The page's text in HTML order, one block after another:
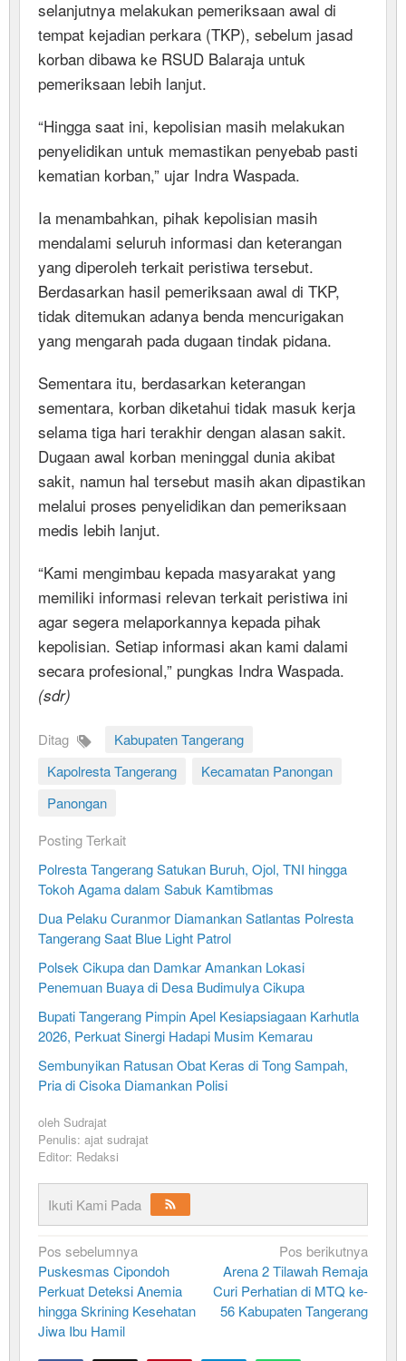
selanjutnya melakukan pemeriksaan awal di
tempat kejadian perkara (TKP), sebelum jasad
korban dibawa ke RSUD Balaraja untuk
pemeriksaan lebih lanjut.
“Hingga saat ini, kepolisian masih melakukan
penyelidikan untuk memastikan penyebab pasti
kematian korban,” ujar Indra Waspada.
Ia menambahkan, pihak kepolisian masih
mendalami seluruh informasi dan keterangan
yang diperoleh terkait peristiwa tersebut.
Berdasarkan hasil pemeriksaan awal di TKP,
tidak ditemukan adanya benda mencurigakan
yang mengarah pada dugaan tindak pidana.
Sementara itu, berdasarkan keterangan
sementara, korban diketahui tidak masuk kerja
selama tiga hari terakhir dengan alasan sakit.
Dugaan awal korban meninggal dunia akibat
sakit, namun hal tersebut masih akan dipastikan
melalui proses penyelidikan dan pemeriksaan
medis lebih lanjut.
“Kami mengimbau kepada masyarakat yang
memiliki informasi relevan terkait peristiwa ini
agar segera melaporkannya kepada pihak
kepolisian. Setiap informasi akan kami dalami
secara profesional,” pungkas Indra Waspada.
(sdr)
Ditag
Kabupaten Tangerang
Kapolresta Tangerang
Kecamatan Panongan
Panongan
Posting Terkait
Polresta Tangerang Satukan Buruh, Ojol, TNI hingga
Tokoh Agama dalam Sabuk Kamtibmas
Dua Pelaku Curanmor Diamankan Satlantas Polresta
Tangerang Saat Blue Light Patrol
Polsek Cikupa dan Damkar Amankan Lokasi
Penemuan Buaya di Desa Budimulya Cikupa
Bupati Tangerang Pimpin Apel Kesiapsiagaan Karhutla
2026, Perkuat Sinergi Hadapi Musim Kemarau
Sembunyikan Ratusan Obat Keras di Tong Sampah,
Pria di Cisoka Diamankan Polisi
oleh Sudrajat
Penulis: ajat sudrajat
Editor: Redaksi
Ikuti Kami Pada
Navigasi
pos
Pos sebelumnya
Puskesmas Cipondoh
Perkuat Deteksi Anemia
hingga Skrining Kesehatan
Jiwa Ibu Hamil
Pos berikutnya
Arena 2 Tilawah Remaja
Curi Perhatian di MTQ ke-
56 Kabupaten Tangerang